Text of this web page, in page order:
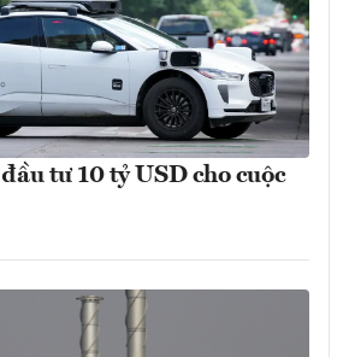
tư 10 tỷ USD cho cuộc